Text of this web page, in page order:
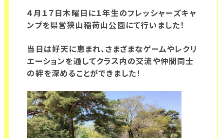
４月１７日木曜日に１年生のフレッシャーズキャ
ンプを県営狭山稲荷山公園にて行いました！
当日は好天に恵まれ、さまざまなゲームやレクリ
エーションを通してクラス内の交流や仲間同士
の絆を深めることができました！